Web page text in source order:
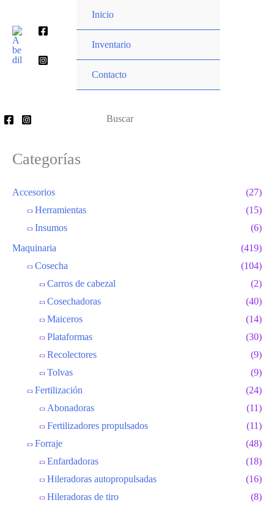
contenido
Inicio
Inventario
Contacto
por:
Categorías
Accesorios
(27)
Herramientas
(15)
Insumos
(6)
Maquinaria
(419)
Cosecha
(104)
Carros de cabezal
(2)
Cosechadoras
(40)
Maiceros
(14)
Plataformas
(30)
Recolectores
(9)
Tolvas
(9)
Fertilización
(24)
Abonadoras
(11)
Fertilizadores propulsados
(11)
Forraje
(48)
Enfardadoras
(18)
Hileradoras autopropulsadas
(16)
Hileradoras de tiro
(8)